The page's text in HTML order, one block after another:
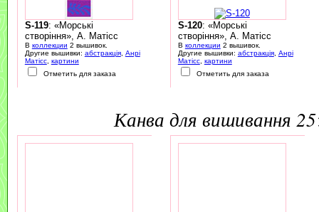
S-119: «Морські
створіння», А. Матісс
В коллекции 2 вышивок.
Другие вышивки: абстракція, Анрі
Матісс, картини
Отметить для заказа
S-120: «Морські
створіння», А. Матісс
В коллекции 2 вышивок.
Другие вышивки: абстракція, Анрі
Матісс, картини
Отметить для заказа
канва для вишивання